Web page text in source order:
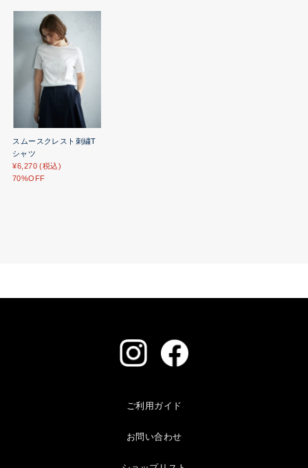
スムースクレスト刺繍T
シャツ
¥6,270 (税込)
70%OFF
ご利用ガイド
お問い合わせ